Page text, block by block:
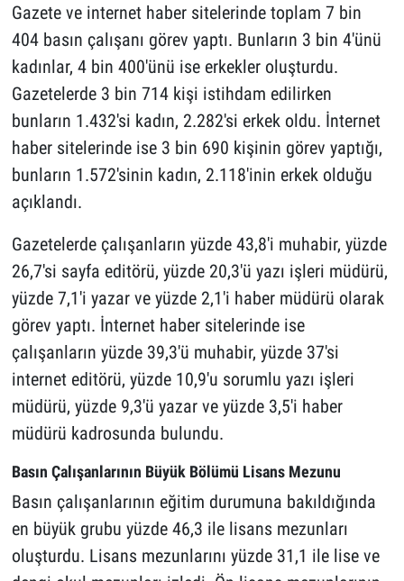
Gazete ve internet haber sitelerinde toplam 7 bin
404 basın çalışanı görev yaptı. Bunların 3 bin 4'ünü
kadınlar, 4 bin 400'ünü ise erkekler oluşturdu.
Gazetelerde 3 bin 714 kişi istihdam edilirken
bunların 1.432'si kadın, 2.282'si erkek oldu. İnternet
haber sitelerinde ise 3 bin 690 kişinin görev yaptığı,
bunların 1.572'sinin kadın, 2.118'inin erkek olduğu
açıklandı.
Gazetelerde çalışanların yüzde 43,8'i muhabir, yüzde
26,7'si sayfa editörü, yüzde 20,3'ü yazı işleri müdürü,
yüzde 7,1'i yazar ve yüzde 2,1'i haber müdürü olarak
görev yaptı. İnternet haber sitelerinde ise
çalışanların yüzde 39,3'ü muhabir, yüzde 37'si
internet editörü, yüzde 10,9'u sorumlu yazı işleri
müdürü, yüzde 9,3'ü yazar ve yüzde 3,5'i haber
müdürü kadrosunda bulundu.
Basın Çalışanlarının Büyük Bölümü Lisans Mezunu
Basın çalışanlarının eğitim durumuna bakıldığında
en büyük grubu yüzde 46,3 ile lisans mezunları
oluşturdu. Lisans mezunlarını yüzde 31,1 ile lise ve